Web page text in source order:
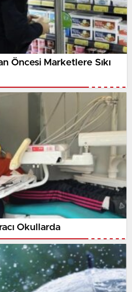
Öncesi Marketlere Sıkı
Okullarda